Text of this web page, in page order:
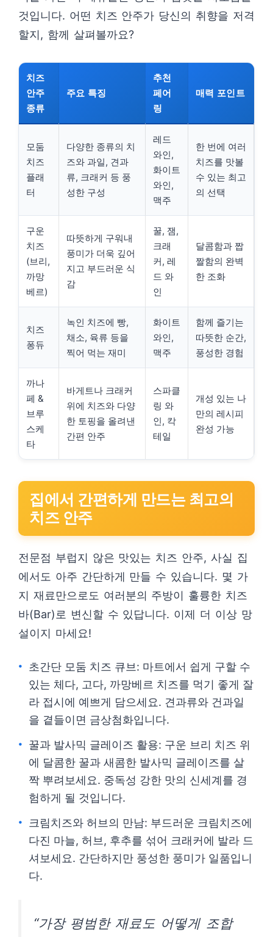
것입니다. 어떤 치즈 안주가 당신의 취향을 저격
할지, 함께 살펴볼까요?
치즈
안주
종류
주요 특징
추천
페어
링
매력 포인트
모둠
치즈
플래
터
다양한 종류의 치
즈와 과일, 견과
류, 크래커 등 풍
성한 구성
레드
와인,
화이트
와인,
맥주
한 번에 여러
치즈를 맛볼
수 있는 최고
의 선택
구운
치즈
(브리,
까망
베르)
따뜻하게 구워내
풍미가 더욱 깊어
지고 부드러운 식
감
꿀, 잼,
크래
커, 레
드 와
인
달콤함과 짭
짤함의 완벽
한 조화
치즈
퐁듀
녹인 치즈에 빵,
채소, 육류 등을
찍어 먹는 재미
화이트
와인,
맥주
함께 즐기는
따뜻한 순간,
풍성한 경험
까나
페 &
브루
스케
타
바게트나 크래커
위에 치즈와 다양
한 토핑을 올려낸
간편 안주
스파클
링 와
인, 칵
테일
개성 있는 나
만의 레시피
완성 가능
집에서 간편하게 만드는 최고의
치즈 안주
전문점 부럽지 않은 맛있는 치즈 안주, 사실 집
에서도 아주 간단하게 만들 수 있습니다. 몇 가
지 재료만으로도 여러분의 주방이 훌륭한 치즈
바(Bar)로 변신할 수 있답니다. 이제 더 이상 망
설이지 마세요!
초간단 모둠 치즈 큐브: 마트에서 쉽게 구할 수
있는 체다, 고다, 까망베르 치즈를 먹기 좋게 잘
라 접시에 예쁘게 담으세요. 견과류와 건과일
을 곁들이면 금상첨화입니다.
꿀과 발사믹 글레이즈 활용: 구운 브리 치즈 위
에 달콤한 꿀과 새콤한 발사믹 글레이즈를 살
짝 뿌려보세요. 중독성 강한 맛의 신세계를 경
험하게 될 것입니다.
크림치즈와 허브의 만남: 부드러운 크림치즈에
다진 마늘, 허브, 후추를 섞어 크래커에 발라 드
셔보세요. 간단하지만 풍성한 풍미가 일품입니
다.
“가장 평범한 재료도 어떻게 조합